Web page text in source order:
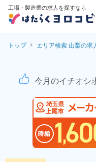
工場・製造業の求人を探すなら
トップ エリア検索 山梨の求
医療機器
今月のイチオシ